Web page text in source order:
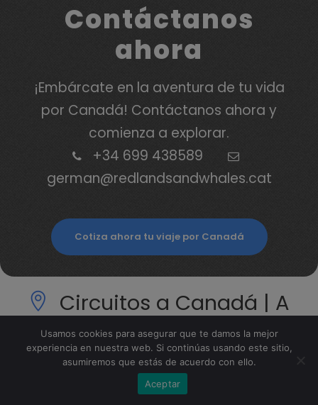
Contáctanos
ahora
¡Embárcate en la aventura de tu vida
por Canadá! Contáctanos ahora y
comienza a explorar.
+34 699 438589
german@redlandsandwhales.cat
Cotiza ahora tu viaje por Canadá
Circuitos a Canadá | A
Medida y Organizados
con guía en español
Usamos cookies para asegurar que te damos la mejor
experiencia en nuestra web. Si continúas usando este sitio,
asumiremos que estás de acuerdo con ello.
Aceptar